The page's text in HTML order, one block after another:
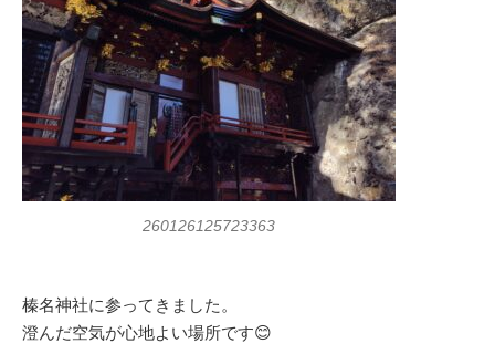
260126125723363
榛名神社に参ってきました。
澄んだ空気が心地よい場所です😊